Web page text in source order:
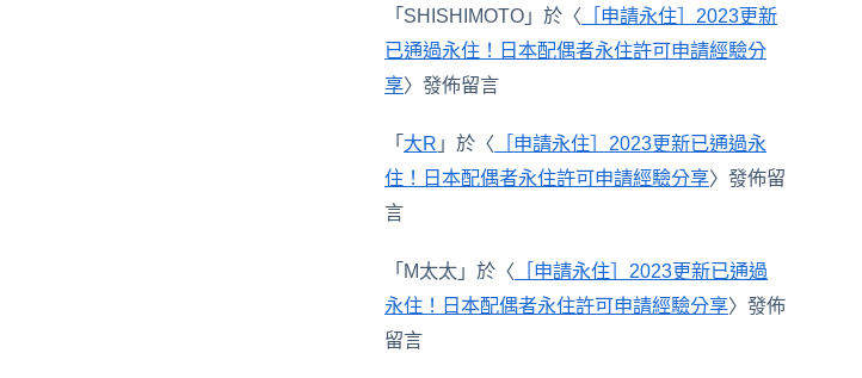
「 SHISHIMOTO 」於〈 ［申請永住］2023更新
已通過永住！日本配偶者永住許可申請經驗分
享〉發佈留言
「 大R 」於〈 ［申請永住］2023更新已通過永
住！日本配偶者永住許可申請經驗分享〉發佈留
言
「 M太太 」於〈 ［申請永住］2023更新已通過
永住！日本配偶者永住許可申請經驗分享〉發佈
留言